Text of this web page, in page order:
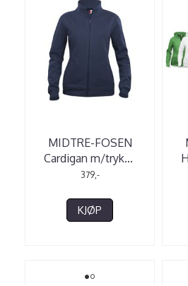
MIDTRE-FOSEN
Cardigan m/tryk...
379,-
KJØP